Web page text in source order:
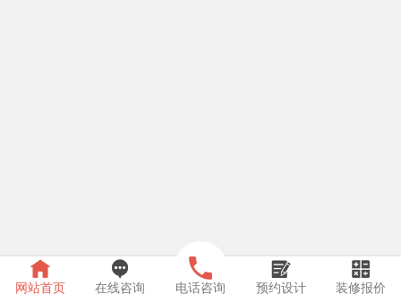
网站首页 在线咨询 电话咨询 预约设计 装修报价